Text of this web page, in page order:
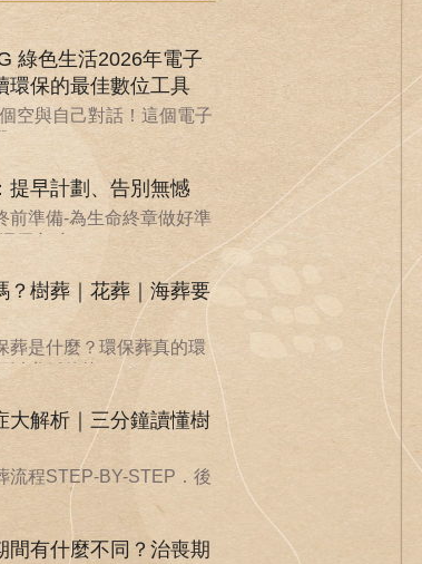
綠色生活2026年電子
環保的最佳數位工具
空與自己對話！這個電子
提早計劃、告別無憾
前準備-為生命終章做好準
優良殯...
？樹葬｜花葬｜海葬要
葬是什麼？環保葬真的環
以遵循傳統...
大解析｜三分鐘讀懂樹
流程STEP-BY-STEP．後
間有什麼不同？治喪期